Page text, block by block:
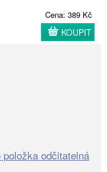
Cena: 389 Kč
KOUPIT
odčitatelná